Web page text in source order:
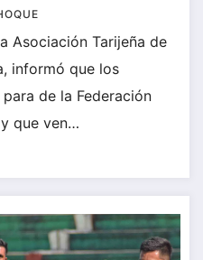
Asociación Tarijeña de
informó que los
de la Federación
que ven…